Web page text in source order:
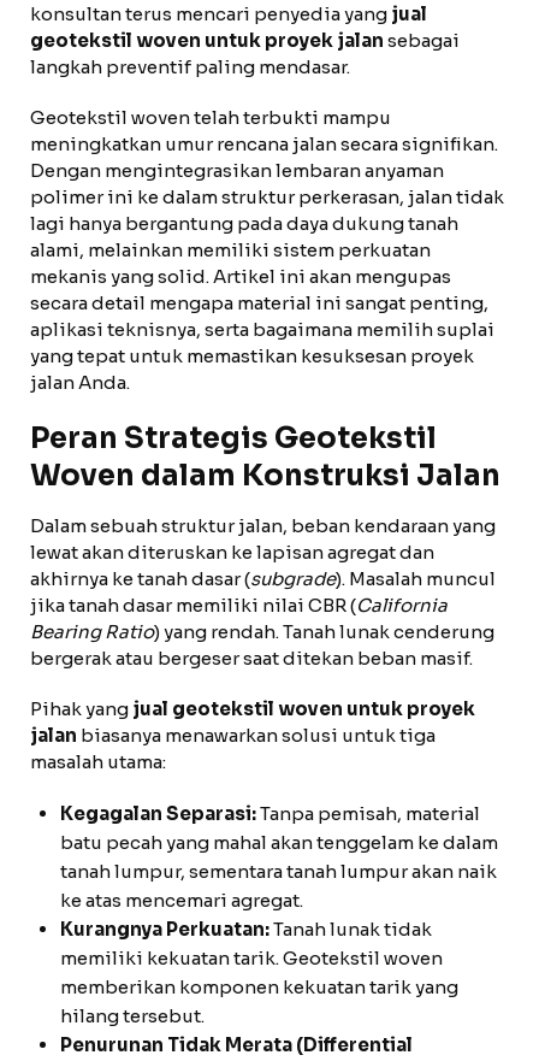
konsultan terus mencari penyedia yang jual
geotekstil woven untuk proyek jalan sebagai
langkah preventif paling mendasar.
Geotekstil woven telah terbukti mampu
meningkatkan umur rencana jalan secara signifikan.
Dengan mengintegrasikan lembaran anyaman
polimer ini ke dalam struktur perkerasan, jalan tidak
lagi hanya bergantung pada daya dukung tanah
alami, melainkan memiliki sistem perkuatan
mekanis yang solid. Artikel ini akan mengupas
secara detail mengapa material ini sangat penting,
aplikasi teknisnya, serta bagaimana memilih suplai
yang tepat untuk memastikan kesuksesan proyek
jalan Anda.
Peran Strategis Geotekstil
Woven dalam Konstruksi Jalan
Dalam sebuah struktur jalan, beban kendaraan yang
lewat akan diteruskan ke lapisan agregat dan
akhirnya ke tanah dasar (subgrade). Masalah muncul
jika tanah dasar memiliki nilai CBR (California
Bearing Ratio) yang rendah. Tanah lunak cenderung
bergerak atau bergeser saat ditekan beban masif.
Pihak yang jual geotekstil woven untuk proyek
jalan biasanya menawarkan solusi untuk tiga
masalah utama:
Kegagalan Separasi:Tanpa pemisah, material
batu pecah yang mahal akan tenggelam ke dalam
tanah lumpur, sementara tanah lumpur akan naik
ke atas mencemari agregat.
Kurangnya Perkuatan:Tanah lunak tidak
memiliki kekuatan tarik. Geotekstil woven
memberikan komponen kekuatan tarik yang
hilang tersebut.
Penurunan Tidak Merata (Differential